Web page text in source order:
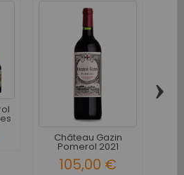
Château Gazin
Pomerol 2021
105,00 €
›